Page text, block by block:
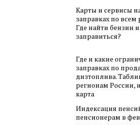
Карты и сервисы
заправках по
Где найти бензин
заправиться?
Где и какие
заправках по
дизтоплива.
регионам России,
карта
Индексация
пенсионерам в